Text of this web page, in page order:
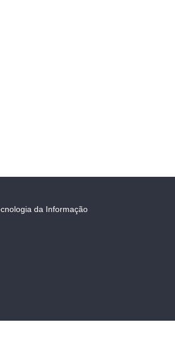
da Informação